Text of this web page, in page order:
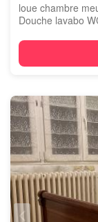
loue chambre
Douche lavabo